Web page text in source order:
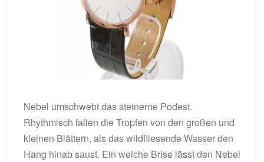
Nebel umschwebt das steinerne Podest.
Rhythmisch fallen die Tropfen von den großen und
kleinen Blättern, als das wildfliesende Wasser den
Hang hinab saust. Ein weiche Brise lässt den Nebel